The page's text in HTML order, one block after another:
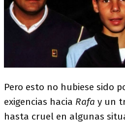
Pero esto no hubiese sido
exigencias hacia Rafa y un
hasta cruel en algunas